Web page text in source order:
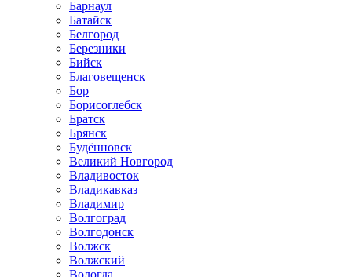
Барнаул
Батайск
Белгород
Березники
Бийск
Благовещенск
Бор
Борисоглебск
Братск
Брянск
Будённовск
Великий Новгород
Владивосток
Владикавказ
Владимир
Волгоград
Волгодонск
Волжск
Волжский
Вологда